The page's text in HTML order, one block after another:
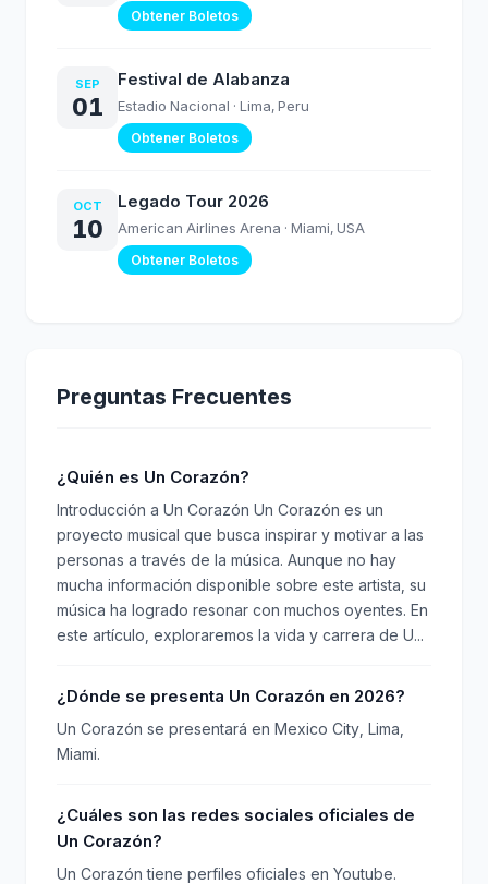
Obtener Boletos
SEP
01
Festival de Alabanza
Estadio Nacional · Lima, Peru
Obtener Boletos
OCT
10
Legado Tour 2026
American Airlines Arena · Miami, USA
Obtener Boletos
Preguntas Frecuentes
¿Quién es Un Corazón?
Introducción a Un Corazón Un Corazón es un
proyecto musical que busca inspirar y motivar a las
personas a través de la música. Aunque no hay
mucha información disponible sobre este artista, su
música ha logrado resonar con muchos oyentes. En
este artículo, exploraremos la vida y carrera de U...
¿Dónde se presenta Un Corazón en 2026?
Un Corazón se presentará en Mexico City, Lima,
Miami.
¿Cuáles son las redes sociales oficiales de
Un Corazón?
Un Corazón tiene perfiles oficiales en Youtube.